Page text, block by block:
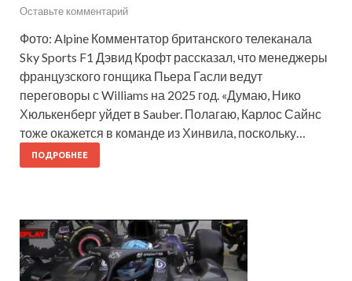
Оставьте комментарий
Фото: Alpine Комментатор британского телеканала
Sky Sports F1 Дэвид Крофт рассказал, что менеджеры
французского гонщика Пьера Гасли ведут
переговоры с Williams на 2025 год. «Думаю, Нико
Хюлькенберг уйдет в Sauber. Полагаю, Карлос Сайнс
тоже окажется в команде из Хинвила, поскольку…
ПОДРОБНЕЕ